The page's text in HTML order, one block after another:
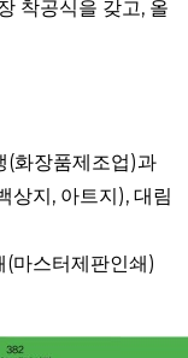
착공식을 갖고, 올
(화장품제조업)과
상지, 아트지), 대림
마스터제판인쇄)